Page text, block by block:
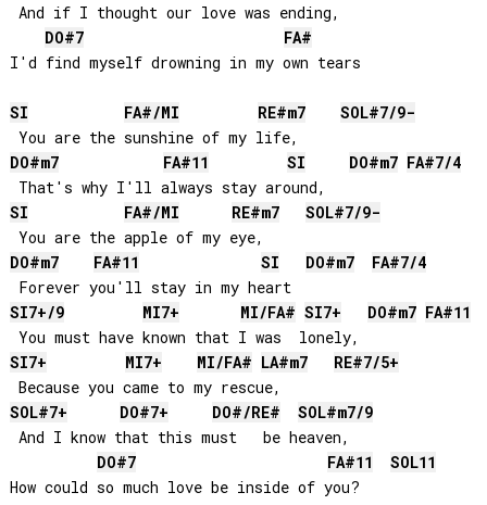
And if I thought our love was ending,
DO#7
FA#
I'd find myself drowning in my own tears
SI FA#/MI RE#m7 SOL#7/9-
DO#m7 FA#11 SI DO#m7 FA#7/4
SI
FA#/MI RE#m7 SOL#7/9-
DO#m7 FA#11 SI DO#m7 FA#7/4
Forever you'll stay in my heart
SI7+/9 MI7+ MI/FA# SI7+ DO#m7 FA#11
SI7+ MI7+ MI/FA# LA#m7 RE#7/5+
SOL#7+ DO#7+ DO#/RE# SOL#m7/9
And I know that this must   be heaven,
DO#7 FA#11 SOL11